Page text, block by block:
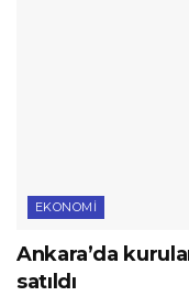
EKONOMI
Ankara’da
satıldı